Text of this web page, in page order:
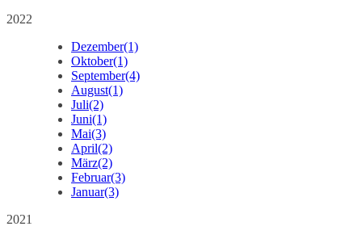
2022
Dezember(1)
Oktober(1)
September(4)
August(1)
Juli(2)
Juni(1)
Mai(3)
April(2)
März(2)
Februar(3)
Januar(3)
2021